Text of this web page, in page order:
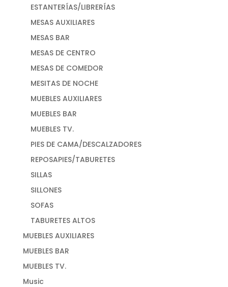
ESTANTERÍAS/LIBRERÍAS
MESAS AUXILIARES
MESAS BAR
MESAS DE CENTRO
MESAS DE COMEDOR
MESITAS DE NOCHE
MUEBLES AUXILIARES
MUEBLES BAR
MUEBLES TV.
PIES DE CAMA/DESCALZADORES
REPOSAPIES/TABURETES
SILLAS
SILLONES
SOFAS
TABURETES ALTOS
MUEBLES AUXILIARES
MUEBLES BAR
MUEBLES TV.
Music